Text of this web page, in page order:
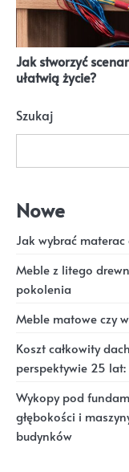
Jak stworzyć
ułatwią życie?
Szukaj
Nowe
Jak wybrać materac
Meble z litego
pokolenia
Meble matowe czy w
Koszt całkowity
perspektywie 25
Wykopy pod
głębokości i
budynków